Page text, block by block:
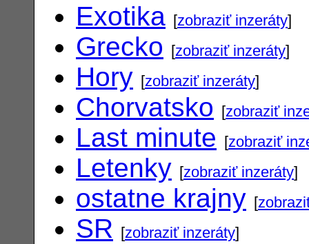
Exotika [zobraziť inzeráty]
Grecko [zobraziť inzeráty]
Hory [zobraziť inzeráty]
Chorvatsko [zobraziť
Last minute [zobraziť
Letenky [zobraziť inzeráty]
ostatne krajny [
SR [zobraziť inzeráty]